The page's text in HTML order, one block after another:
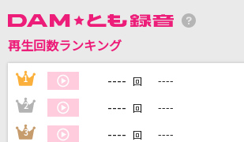
家族や友達と一緒に！練習にも！
再生回数ランキング
1 ---- 回 ----
2 ---- 回 ----
3 ---- 回 ----